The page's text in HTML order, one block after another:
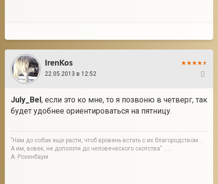
IrenKos
22.05.2013 в 12:52
July_Bel, если это ко мне, то я позвоню в четверг, так
будет удобнее ориентироваться на пятницу.
"Нам до собак еще расти, чтоб вровень встать с их благородством...
А им, вовек, не доползти до человеческого скотства" ......
А. Розенбаум